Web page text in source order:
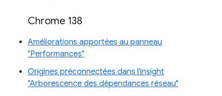
Chrome 138
Améliorations apportées au panneau
"Performances"
Origines préconnectées dans l'insight
"Arborescence des dépendances réseau"